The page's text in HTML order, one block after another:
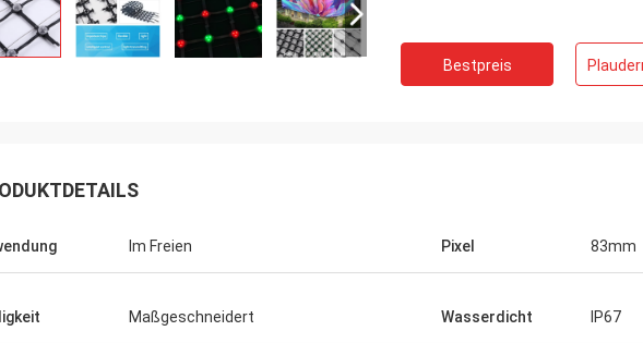
Bestpreis
Im Freien Pixel 83mm
Maßgeschneidert Wasserdicht IP67